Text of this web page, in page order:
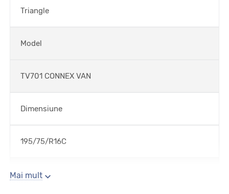
Triangle
Model
TV701 CONNEX VAN
Dimensiune
195/75/R16C
Sezon
Mai mult